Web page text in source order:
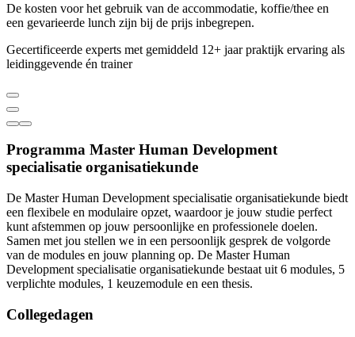
De kosten voor het gebruik van de accommodatie, koffie/thee en
een gevarieerde lunch zijn bij de prijs inbegrepen.
Gecertificeerde experts met gemiddeld 12+ jaar praktijk ervaring als
leidinggevende én trainer
Programma Master Human Development
specialisatie organisatiekunde
De Master Human Development specialisatie organisatiekunde biedt
een flexibele en modulaire opzet, waardoor je jouw studie perfect
kunt afstemmen op jouw persoonlijke en professionele doelen.
Samen met jou stellen we in een persoonlijk gesprek de volgorde
van de modules en jouw planning op. De Master Human
Development specialisatie organisatiekunde bestaat uit 6 modules, 5
verplichte modules, 1 keuzemodule en een thesis.
Collegedagen